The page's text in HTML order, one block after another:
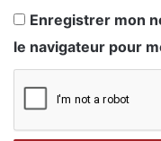
Enregistrer mon
le navigateur pour